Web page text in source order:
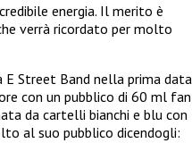
energia. Il merito è
verrà ricordato per molto
E Street Band nella prima data
con un pubblico di 60 ml fan
da cartelli bianchi e blu con
al suo pubblico dicendogli: